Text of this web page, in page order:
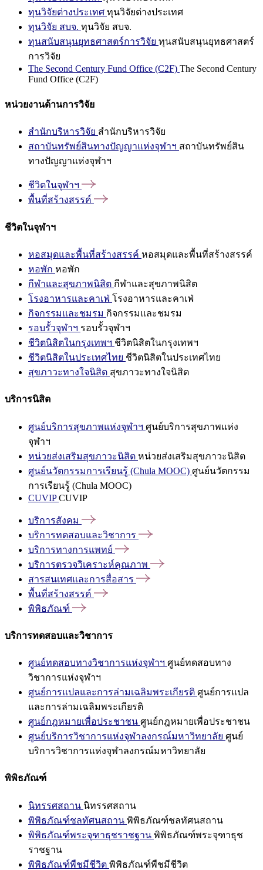
ทุนวิจัยต่างประเทศ ทุนวิจัยต่างประเทศ
ทุนวิจัย สบจ. ทุนวิจัย สบจ.
ทุนสนับสนุนยุทธศาสตร์การวิจัย ทุนสนับสนุนยุทธศาสตร์
การวิจัย
The Second Century Fund Office (C2F) The Second Century
Fund Office (C2F)
หน่วยงานด้านการวิจัย
สำนักบริหารวิจัย สำนักบริหารวิจัย
สถาบันทรัพย์สินทางปัญญาแห่งจุฬาฯ สถาบันทรัพย์สิน
ทางปัญญาแห่งจุฬาฯ
ชีวิตในจุฬาฯ
พื้นที่สร้างสรรค์
ชีวิตในจุฬาฯ
หอสมุดและพื้นที่สร้างสรรค์ หอสมุดและพื้นที่สร้างสรรค์
หอพัก หอพัก
กีฬาและสุขภาพนิสิต กีฬาและสุขภาพนิสิต
โรงอาหารและคาเฟ่ โรงอาหารและคาเฟ่
กิจกรรมและชมรม กิจกรรมและชมรม
รอบรั้วจุฬาฯ รอบรั้วจุฬาฯ
ชีวิตนิสิตในกรุงเทพฯ ชีวิตนิสิตในกรุงเทพฯ
ชีวิตนิสิตในประเทศไทย ชีวิตนิสิตในประเทศไทย
สุขภาวะทางใจนิสิต สุขภาวะทางใจนิสิต
บริการนิสิต
ศูนย์บริการสุขภาพแห่งจุฬาฯ ศูนย์บริการสุขภาพแห่ง
จุฬาฯ
หน่วยส่งเสริมสุขภาวะนิสิต หน่วยส่งเสริมสุขภาวะนิสิต
ศูนย์นวัตกรรมการเรียนรู้ (Chula MOOC) ศูนย์นวัตกรรม
การเรียนรู้ (Chula MOOC)
CUVIPCUVIP
บริการสังคม
บริการทดสอบและวิชาการ
บริการทางการแพทย์
บริการตรวจวิเคราะห์คุณภาพ
สารสนเทศและการสื่อสาร
พื้นที่สร้างสรรค์
พิพิธภัณฑ์
บริการทดสอบและวิชาการ
ศูนย์ทดสอบทางวิชาการแห่งจุฬาฯ ศูนย์ทดสอบทาง
วิชาการแห่งจุฬาฯ
ศูนย์การแปลและการล่ามเฉลิมพระเกียรติ ศูนย์การแปล
และการล่ามเฉลิมพระเกียรติ
ศูนย์กฎหมายเพื่อประชาชน ศูนย์กฎหมายเพื่อประชาชน
ศูนย์บริการวิชาการแห่งจุฬาลงกรณ์มหาวิทยาลัย ศูนย์
บริการวิชาการแห่งจุฬาลงกรณ์มหาวิทยาลัย
พิพิธภัณฑ์
นิทรรศสถาน นิทรรศสถาน
พิพิธภัณฑ์ชลทัศนสถาน พิพิธภัณฑ์ชลทัศนสถาน
พิพิธภัณฑ์พระจุฑาธุชราชฐาน พิพิธภัณฑ์พระจุฑาธุช
ราชฐาน
พิพิธภัณฑ์พืชมีชีวิต พิพิธภัณฑ์พืชมีชีวิต